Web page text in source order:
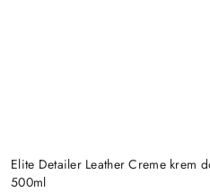
Elite Detailer Leather Creme krem
500ml